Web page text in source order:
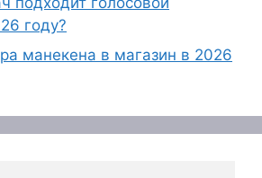
году?
манекена в магазин в 2026